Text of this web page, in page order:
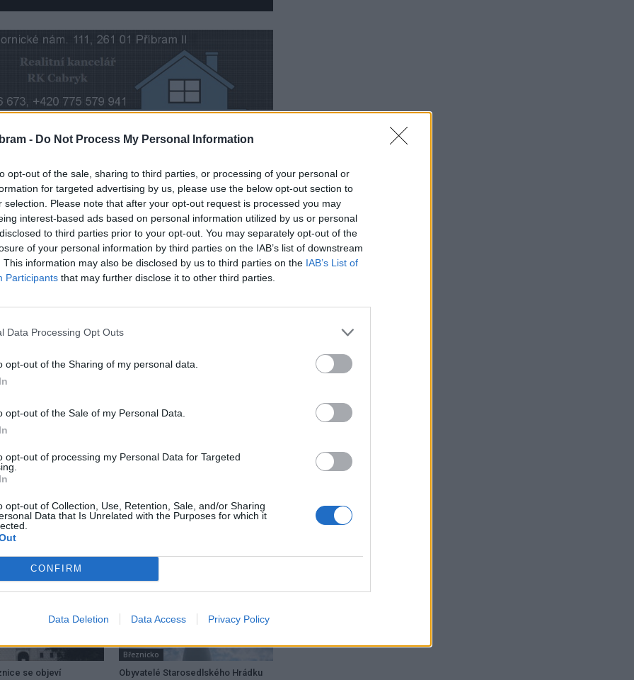
- Do Not Process My Personal Information
opt-out of the sale, sharing to third parties, or processing of your personal or
for targeted advertising by us, please use the below opt-out section to
selection. Please note that after your opt-out request is processed you may
interest-based ads based on personal information utilized by us or personal
to third parties prior to your opt-out. You may separately opt-out of the
of your personal information by third parties on the IAB’s list of downstream
This information may also be disclosed by us to third parties on the IAB’s List of
Participants that may further disclose it to other third parties.
Data Processing Opt Outs
opt-out of the Sharing of my personal data.
opt-out of the Sale of my Personal Data.
opt-out of processing my Personal Data for Targeted
opt-out of Collection, Use, Retention, Sale, and/or Sharing
Data that Is Unrelated with the Purposes for which it
CONFIRM
Data Deletion Data Access Privacy Policy
„nahradilo“ Březnické gulášování, při kterém mezi
Jejich výtvory hodnotili jak návštěvníci akce, tak
zábava
Prázdniny jsou časem her a zábavy, ale bohužel
se objeví
Březnicko
Obyvatelé Starosedlského Hrádku